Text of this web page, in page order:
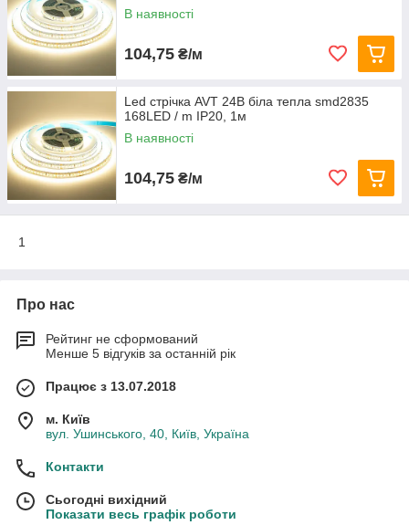
В наявності
104,75 ₴/м
Led стрічка AVT 24В біла тепла smd2835
168LED / m IP20, 1м
В наявності
104,75 ₴/м
1
Про нас
Рейтинг не сформований
Менше 5 відгуків за останній рік
Працює з 13.07.2018
м. Київ
вул. Ушинського, 40, Київ, Україна
Контакти
Сьогодні вихідний
Показати весь графік роботи